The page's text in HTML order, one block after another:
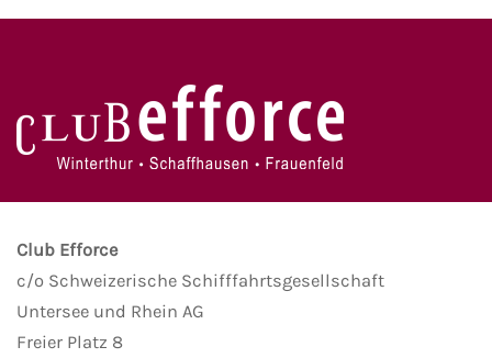
Club Efforce
c/o Schweizerische Schifffahrtsgesellschaft
Untersee und Rhein AG
Freier Platz 8